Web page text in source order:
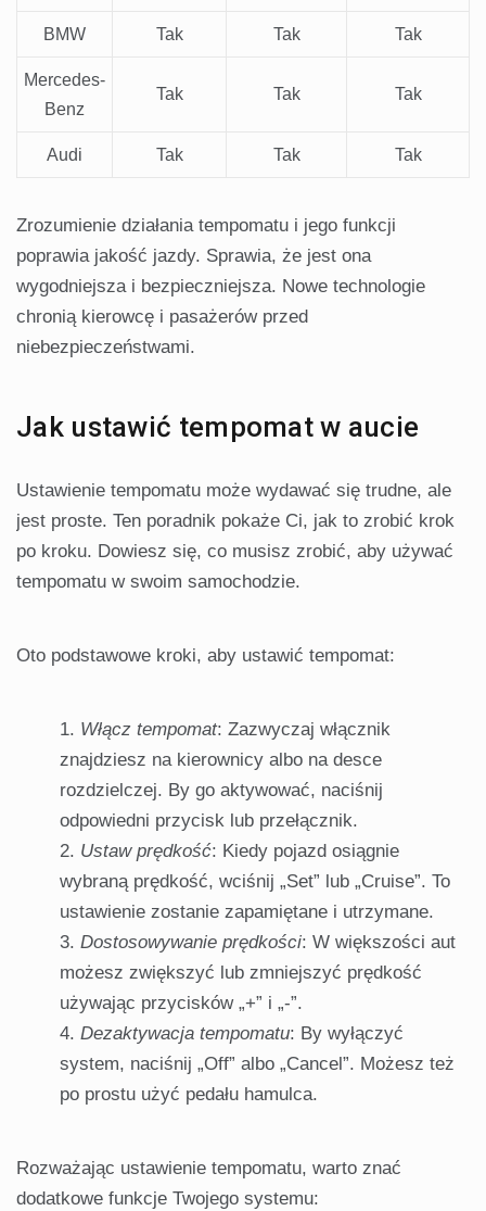
BMW Tak Tak Tak
Mercedes-
Benz
Tak Tak Tak
Audi Tak Tak Tak
Zrozumienie działania tempomatu i jego funkcji
poprawia jakość jazdy. Sprawia, że jest ona
wygodniejsza i bezpieczniejsza. Nowe technologie
chronią kierowcę i pasażerów przed
niebezpieczeństwami.
Jak ustawić tempomat w aucie
Ustawienie tempomatu może wydawać się trudne, ale
jest proste. Ten poradnik pokaże Ci, jak to zrobić krok
po kroku. Dowiesz się, co musisz zrobić, aby używać
tempomatu w swoim samochodzie.
Oto podstawowe kroki, aby ustawić tempomat:
Włącz tempomat: Zazwyczaj włącznik
znajdziesz na kierownicy albo na desce
rozdzielczej. By go aktywować, naciśnij
odpowiedni przycisk lub przełącznik.
Ustaw prędkość: Kiedy pojazd osiągnie
wybraną prędkość, wciśnij „Set” lub „Cruise”. To
ustawienie zostanie zapamiętane i utrzymane.
Dostosowywanie prędkości: W większości aut
możesz zwiększyć lub zmniejszyć prędkość
używając przycisków „+” i „-”.
Dezaktywacja tempomatu: By wyłączyć
system, naciśnij „Off” albo „Cancel”. Możesz też
po prostu użyć pedału hamulca.
Rozważając ustawienie tempomatu, warto znać
dodatkowe funkcje Twojego systemu: